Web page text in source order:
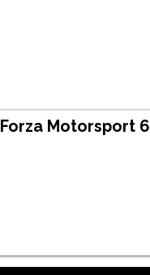
Forza Motorsport 6